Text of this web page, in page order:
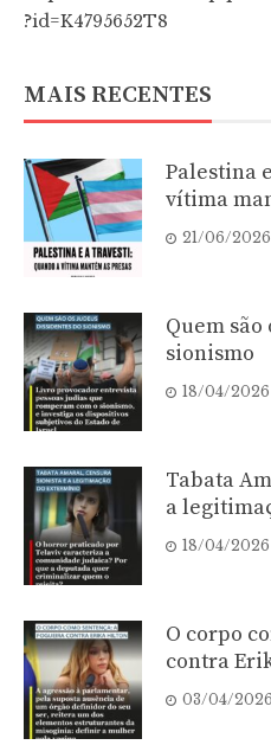
?id=K4795652T8
MAIS RECENTES
Palestina
vítima
21/06/2026
Quem são
sionismo
18/04/2026
Tabata
a
18/04/2026
O corpo
contra
03/04/2026